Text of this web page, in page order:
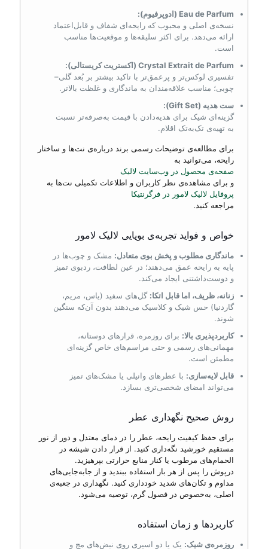
Eau de Parfum (ادوپرفیوم):
نسخه‌ی اصلی و محبوب که رایحه‌ای شفاف و قابل‌اعتماد
ارائه می‌دهد. برای اکثر سلیقه‌ها و موقعیت‌ها مناسب
است.
Crystal Extrait de Parfum (اکستریت کریستالی):
تفسیری لوکس‌تر و پرعمق‌تر با تاکید بیشتر بر بُعد گلی–
چوبی؛ مناسب علاقه‌مندان به ماندگاری و غلظت بالاتر.
ست هدیه (Gift Set):
گزینه‌ای شیک برای هدیه‌دادن با قیمت به‌صرفه‌تر نسبت
به تهیه‌ی تک‌به‌تک اقلام.
برای مطالعه‌ی توضیحات رسمی برند درباره‌ی نت‌ها و ساختار
رایحه، می‌توانید به
صفحه‌ی محصول در وب‌سایت لالیک
و برای مشاهده‌ی نظر کاربران و اطلاعات تکمیلی نت‌ها به
پروفایل لالیک لامور در فرگرنتیکا
مراجعه کنید.
خواص و فواید تجربه‌ی بویایی لالیک لامور
ماندگاری مطلوب و پخش بوی متعادل: مشک و چوب‌ها در
پایه به رایحه عمق می‌دهند؛ در عین لطافت، ردبوی تمیز
و دوست‌داشتنی ایجاد می‌کند.
زنانه، ظریف، اما قابل اتکا: گل‌های سفید (یاس، مریم،
گاردنیا) حس شیک و کلاسیک می‌دهند بدون آن‌که سنگین
شوند.
کاربردپذیری بالا: برای روزمره، قرارهای دوستانه،
مهمانی‌های رسمی و حتی مراسم‌های خاص گزینه‌ای
مطمئن است.
قابل لایه‌سازی: با عطرهای وانیلی یا مشک‌های تمیز
می‌تواند امضا‌ی شخصی‌تری بسازد.
روش صحیح نگهداری عطر
برای حفظ کیفیت رایحه، عطر را در دمای معتدل و دور از نور
مستقیم خورشید نگه‌داری کنید. از قرار دادن شیشه در
الحمام‌های مرطوب یا کنار منابع حرارتی بپرهیزید.
درپوش را پس از هر بار استفاده ببندید و از جابه‌جایی‌های
مداوم و تکان‌های شدید خودداری کنید. نگهداری در جعبه‌ی
اصلی، به‌خصوص در فصول گرم، توصیه می‌شود.
کاربردها و زمان استفاده
روزمره‌ی شیک: یک یا دو اسپری روی نبض‌های مچ و